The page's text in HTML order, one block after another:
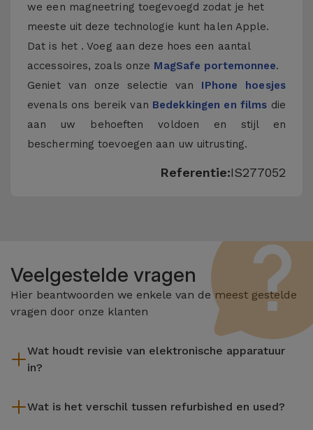
we een magneetring toegevoegd zodat je het
meeste uit deze technologie kunt halen Apple.
Dat is het . Voeg aan deze hoes een aantal
accessoires, zoals onze MagSafe portemonnee.
Geniet van onze selectie van IPhone hoesjes
evenals ons bereik van Bedekkingen en films die
aan uw behoeften voldoen en stijl en
bescherming toevoegen aan uw uitrusting.
Referentie:IS277052
Veelgestelde vragen
Hier beantwoorden we enkele van de meest gestelde
vragen door onze klanten
Wat houdt revisie van elektronische apparatuur
in?
reiniging, en niet te vergeten het repareren van elk defect
Wat is het verschil tussen refurbished en used?